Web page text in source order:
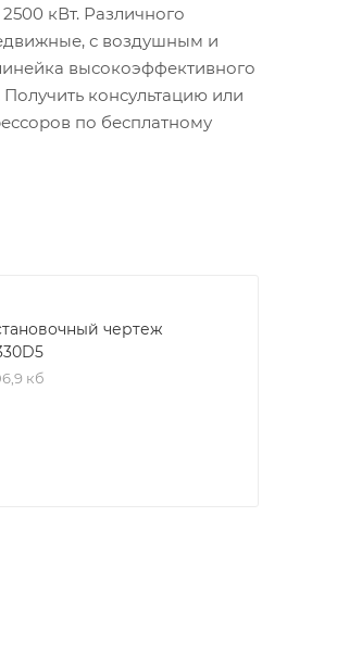
кВт. Различного
с воздушным и
высокоэффективного
консультацию или
по бесплатному
чертеж
кб